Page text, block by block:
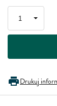
Drukuj